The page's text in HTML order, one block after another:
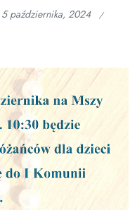
5 października, 2024